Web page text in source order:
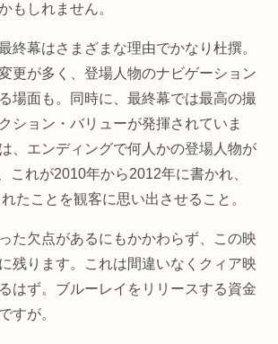
もしれません。
終幕はさまざまな理由でかなり杜撰。
更が多く、登場人物のナビゲーション
場面も。同時に、最終幕では最高の撮
ション・バリューが発揮されていま
、エンディングで何人かの登場人物が
これが2010年から2012年に書かれ、
たことを観客に思い出させること。
た欠点があるにもかかわらず、この映
残ります。これは間違いなくクィア映
はず。ブルーレイをリリースする資金
すが。